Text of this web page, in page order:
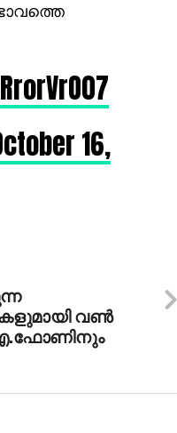
16,
വണ്‍